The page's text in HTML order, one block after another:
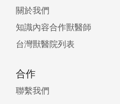
關於我們
知識內容合作獸醫師
台灣獸醫院列表
合作
聯繫我們